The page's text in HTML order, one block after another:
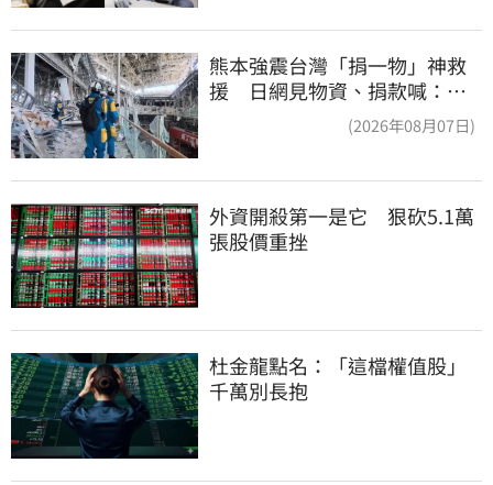
熊本強震台灣「捐一物」神救
援 日網見物資、捐款喊：給
(2026年08月07日)
外資開殺第一是它　狠砍5.1萬
張股價重挫
杜金龍點名：「這檔權值股」
千萬別長抱